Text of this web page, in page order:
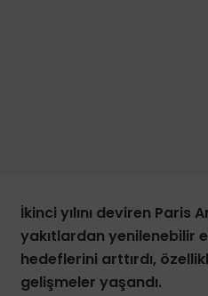
İkinci yılını deviren Paris
yakıtlardan yenilenebilir
hedeflerini arttırdı,
gelişmeler yaşandı.